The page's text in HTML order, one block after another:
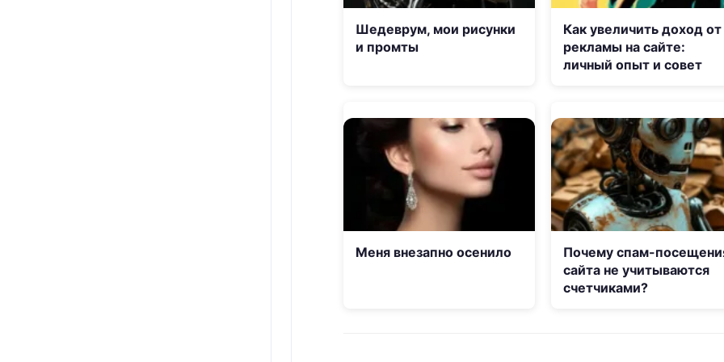
Шедеврум, мои рисунки
и промты
Как увеличить доход от
рекламы на сайте:
личный опыт и совет
Меня внезапно осенило
Почему спам-
сайта не учитываются
счетчиками?